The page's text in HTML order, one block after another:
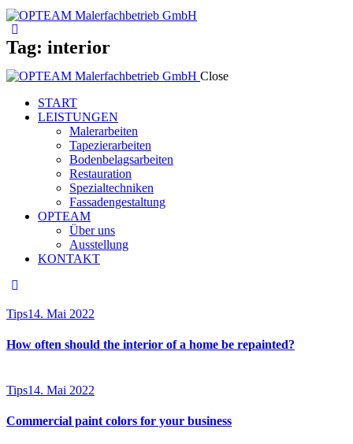
Tag: interior
Close
START
LEISTUNGEN
Malerarbeiten
Tapezierarbeiten
Bodenbelagsarbeiten
Restauration
Spezialtechniken
Fassadengestaltung
OPTEAM
Über uns
Ausstellung
KONTAKT
facebook-
twitter-
Tips14. Mai 2022
How often should the interior of a home be repainted?
Tips14. Mai 2022
Commercial paint colors for your business